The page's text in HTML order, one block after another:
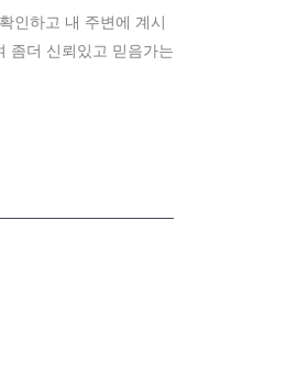
인하고 내 주변에 계시
좀더 신뢰있고 믿음가는